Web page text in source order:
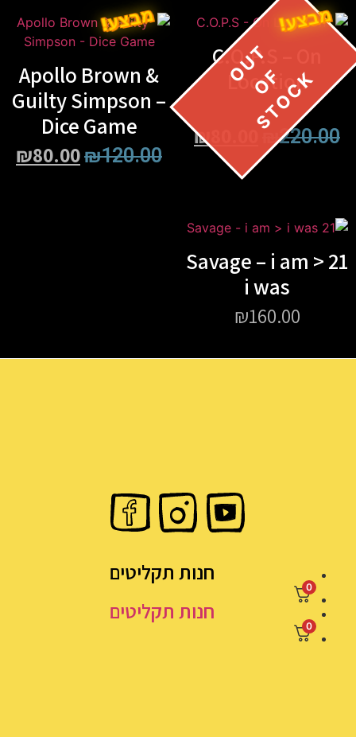
מבצע!
C.O.P.S – On
Location
₪220.00
₪
מבצע!
Apollo Brown &
Guilty Simpson –
Dice Game
₪120.00
₪80.00
21 Savage – i am >
i was
₪160.00
חנות תקליטים
0
חנות תקליטים
0